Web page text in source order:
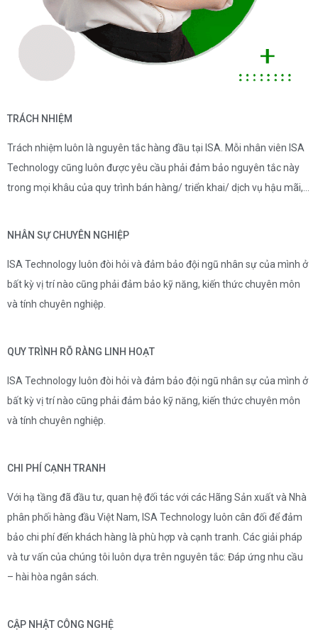
TRÁCH NHIỆM
Trách nhiệm luôn là nguyên tắc hàng đầu tại ISA. Mỗi nhân viên ISA
Technology cũng luôn được yêu cầu phải đảm bảo nguyên tắc này
trong mọi khâu của quy trình bán hàng/ triển khai/ dịch vụ hậu mãi,…
NHÂN SỰ CHUYÊN NGHIỆP
ISA Technology luôn đòi hỏi và đảm bảo đội ngũ nhân sự của mình ở
bất kỳ vị trí nào cũng phải đảm bảo kỹ năng, kiến thức chuyên môn
và tính chuyên nghiệp.
QUY TRÌNH RÕ RÀNG LINH HOẠT
ISA Technology luôn đòi hỏi và đảm bảo đội ngũ nhân sự của mình ở
bất kỳ vị trí nào cũng phải đảm bảo kỹ năng, kiến thức chuyên môn
và tính chuyên nghiệp.
CHI PHÍ CẠNH TRANH
Với hạ tầng đã đầu tư, quan hệ đối tác với các Hãng Sản xuất và Nhà
phân phối hàng đầu Việt Nam, ISA Technology luôn cân đối để đảm
bảo chi phí đến khách hàng là phù hợp và cạnh tranh. Các giải pháp
và tư vấn của chúng tôi luôn dựa trên nguyên tắc: Đáp ứng nhu cầu
– hài hòa ngân sách.
CẬP NHẬT CÔNG NGHỆ